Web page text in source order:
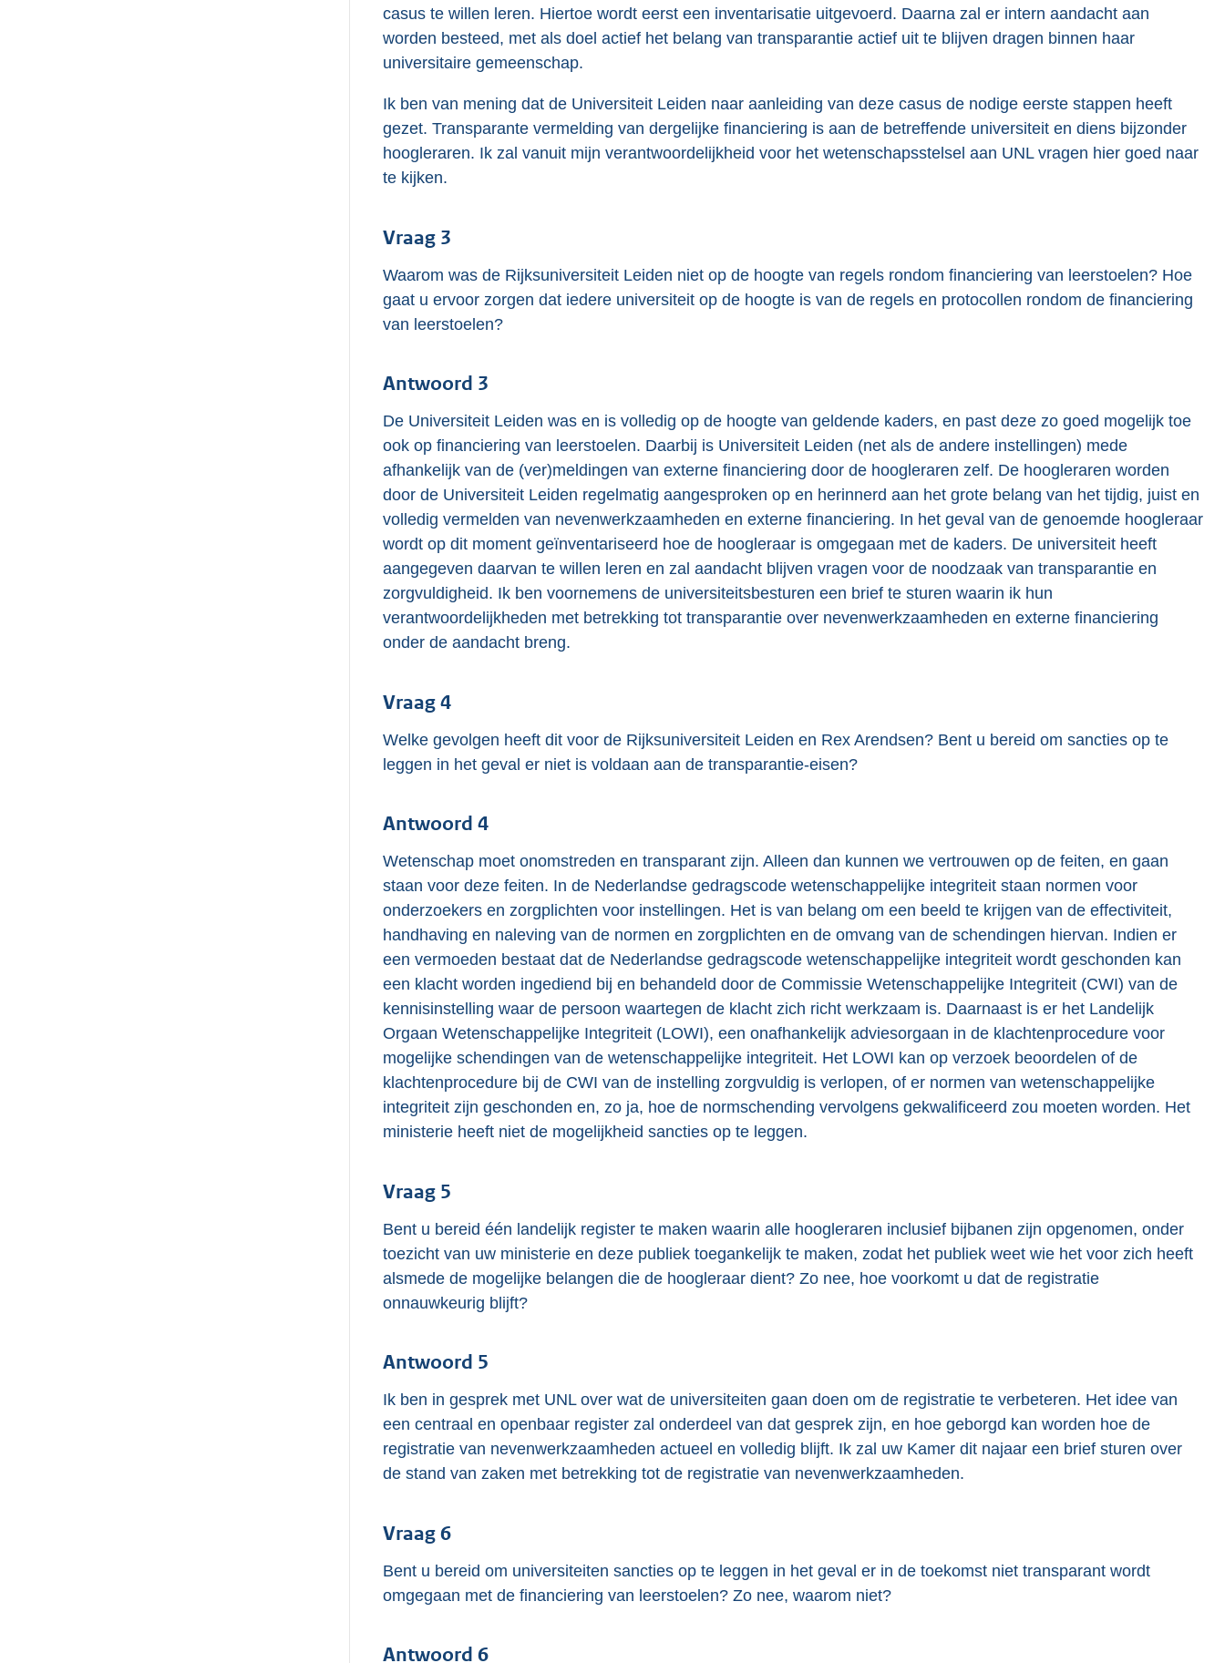
casus te willen leren. Hiertoe wordt eerst een inventarisatie uitgevoerd. Daarna zal er intern aandacht aan
worden besteed, met als doel actief het belang van transparantie actief uit te blijven dragen binnen haar
universitaire gemeenschap.
Ik ben van mening dat de Universiteit Leiden naar aanleiding van deze casus de nodige eerste stappen heeft
gezet. Transparante vermelding van dergelijke financiering is aan de betreffende universiteit en diens bijzonder
hoogleraren. Ik zal vanuit mijn verantwoordelijkheid voor het wetenschapsstelsel aan UNL vragen hier goed naar
te kijken.
Vraag 3
Waarom was de Rijksuniversiteit Leiden niet op de hoogte van regels rondom financiering van leerstoelen? Hoe
gaat u ervoor zorgen dat iedere universiteit op de hoogte is van de regels en protocollen rondom de financiering
van leerstoelen?
Antwoord 3
De Universiteit Leiden was en is volledig op de hoogte van geldende kaders, en past deze zo goed mogelijk toe
ook op financiering van leerstoelen. Daarbij is Universiteit Leiden (net als de andere instellingen) mede
afhankelijk van de (ver)meldingen van externe financiering door de hoogleraren zelf. De hoogleraren worden
door de Universiteit Leiden regelmatig aangesproken op en herinnerd aan het grote belang van het tijdig, juist en
volledig vermelden van nevenwerkzaamheden en externe financiering. In het geval van de genoemde hoogleraar
wordt op dit moment geïnventariseerd hoe de hoogleraar is omgegaan met de kaders. De universiteit heeft
aangegeven daarvan te willen leren en zal aandacht blijven vragen voor de noodzaak van transparantie en
zorgvuldigheid. Ik ben voornemens de universiteitsbesturen een brief te sturen waarin ik hun
verantwoordelijkheden met betrekking tot transparantie over nevenwerkzaamheden en externe financiering
onder de aandacht breng.
Vraag 4
Welke gevolgen heeft dit voor de Rijksuniversiteit Leiden en Rex Arendsen? Bent u bereid om sancties op te
leggen in het geval er niet is voldaan aan de transparantie-eisen?
Antwoord 4
Wetenschap moet onomstreden en transparant zijn. Alleen dan kunnen we vertrouwen op de feiten, en gaan
staan voor deze feiten. In de Nederlandse gedragscode wetenschappelijke integriteit staan normen voor
onderzoekers en zorgplichten voor instellingen. Het is van belang om een beeld te krijgen van de effectiviteit,
handhaving en naleving van de normen en zorgplichten en de omvang van de schendingen hiervan. Indien er
een vermoeden bestaat dat de Nederlandse gedragscode wetenschappelijke integriteit wordt geschonden kan
een klacht worden ingediend bij en behandeld door de Commissie Wetenschappelijke Integriteit (CWI) van de
kennisinstelling waar de persoon waartegen de klacht zich richt werkzaam is. Daarnaast is er het Landelijk
Orgaan Wetenschappelijke Integriteit (LOWI), een onafhankelijk adviesorgaan in de klachtenprocedure voor
mogelijke schendingen van de wetenschappelijke integriteit. Het LOWI kan op verzoek beoordelen of de
klachtenprocedure bij de CWI van de instelling zorgvuldig is verlopen, of er normen van wetenschappelijke
integriteit zijn geschonden en, zo ja, hoe de normschending vervolgens gekwalificeerd zou moeten worden. Het
ministerie heeft niet de mogelijkheid sancties op te leggen.
Vraag 5
Bent u bereid één landelijk register te maken waarin alle hoogleraren inclusief bijbanen zijn opgenomen, onder
toezicht van uw ministerie en deze publiek toegankelijk te maken, zodat het publiek weet wie het voor zich heeft
alsmede de mogelijke belangen die de hoogleraar dient? Zo nee, hoe voorkomt u dat de registratie
onnauwkeurig blijft?
Antwoord 5
Ik ben in gesprek met UNL over wat de universiteiten gaan doen om de registratie te verbeteren. Het idee van
een centraal en openbaar register zal onderdeel van dat gesprek zijn, en hoe geborgd kan worden hoe de
registratie van nevenwerkzaamheden actueel en volledig blijft. Ik zal uw Kamer dit najaar een brief sturen over
de stand van zaken met betrekking tot de registratie van nevenwerkzaamheden.
Vraag 6
Bent u bereid om universiteiten sancties op te leggen in het geval er in de toekomst niet transparant wordt
omgegaan met de financiering van leerstoelen? Zo nee, waarom niet?
Antwoord 6